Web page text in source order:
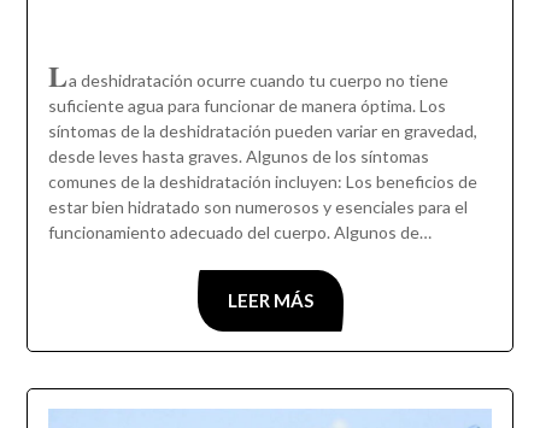
La deshidratación ocurre cuando tu cuerpo no tiene
suficiente agua para funcionar de manera óptima. Los
síntomas de la deshidratación pueden variar en gravedad,
desde leves hasta graves. Algunos de los síntomas
comunes de la deshidratación incluyen: Los beneficios de
estar bien hidratado son numerosos y esenciales para el
funcionamiento adecuado del cuerpo. Algunos de…
LEER MÁS